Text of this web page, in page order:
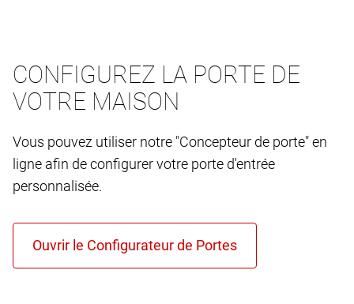
CONFIGUREZ LA PORTE DE
VOTRE MAISON
Vous pouvez utiliser notre "Concepteur de porte" en
ligne afin de configurer votre porte d'entrée
personnalisée.